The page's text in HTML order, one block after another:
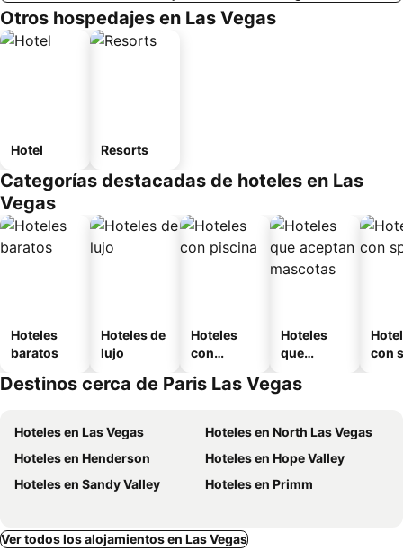
Otros hospedajes en Las Vegas
Hotel Resorts
Categorías destacadas de hoteles en Las
Vegas
Hoteles
baratos
Hoteles de
lujo
Hoteles
con
Hoteles
que
mascotas
con
Destinos cerca de Paris Las Vegas
Hoteles en Las Vegas
Hoteles en North Las Vegas
Hoteles en Henderson
Hoteles en Hope Valley
Hoteles en Sandy Valley
Hoteles en Primm
Ver todos los alojamientos en Las Vegas